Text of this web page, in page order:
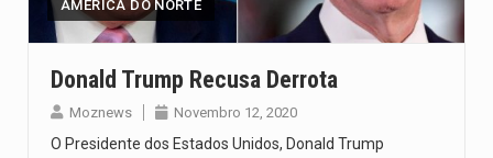
AMÉRICA DO NORTE
Donald Trump Recusa Derrota
Moznews Novembro 12, 2020
O Presidente dos Estados Unidos, Donald Trump